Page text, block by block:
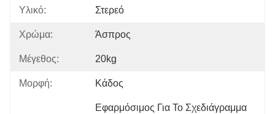
Υλικό: Στερεό
Χρώμα: Άσπρος
Μέγεθος: 20kg
Μορφή: Κάδος
Εφαρμόσιμος Για Το Σχεδιάγραμμα